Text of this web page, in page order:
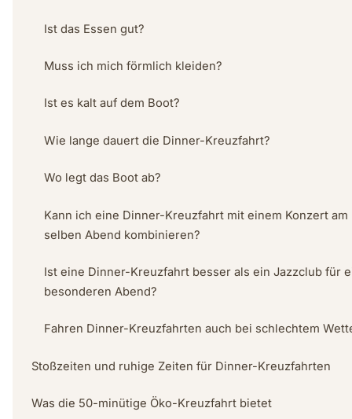
Ist das Essen gut?
Muss ich mich förmlich kleiden?
Ist es kalt auf dem Boot?
Wie lange dauert die Dinner-Kreuzfahrt?
Wo legt das Boot ab?
Kann ich eine Dinner-Kreuzfahrt mit einem Konzert am
selben Abend kombinieren?
Ist eine Dinner-Kreuzfahrt besser als ein Jazzclub für
besonderen Abend?
Fahren Dinner-Kreuzfahrten auch bei schlechtem
Stoßzeiten und ruhige Zeiten für Dinner-Kreuzfahrten
Was die 50-minütige Öko-Kreuzfahrt bietet